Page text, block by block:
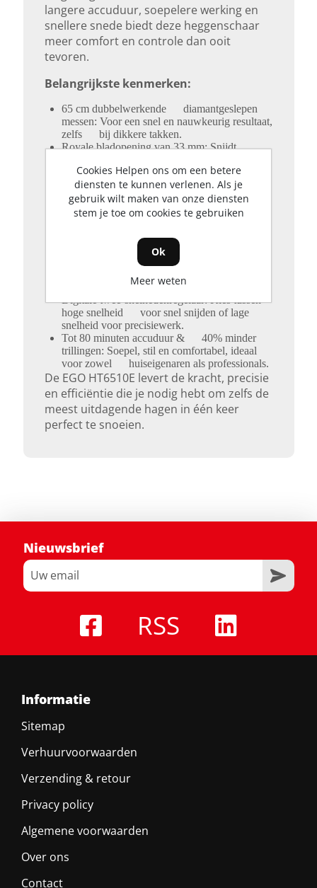
langere accuduur, soepelere werking en
snellere snede biedt deze heggenschaar
meer comfort en controle dan ooit
tevoren.
Belangrijkste kenmerken:
65 cm dubbelwerkende diamantgeslepen
messen: Voor een snel en nauwkeurig resultaat,
zelfs bij dikkere takken.
Royale bladopening van 33 mm: Snijdt
overwoekerde randen.
Duurzame magnesium tandwielkast:
Ontworpen voor intensief gebruik,
eenvoudig onderhoud via smeerpunt.
Vermindert vermoeidheid bij langdurig werken
of werken op hoogte.
Verstelbare achterhandgreep: 45° en 90° naar
horizontaal of moeilijk bereikbare hoeken.
Digitale twee-snelhedenregelaar: Kies tussen
hoge snelheid voor snel snijden of lage
snelheid voor precisiewerk.
Tot 80 minuten accuduur & 40% minder
trillingen: Soepel, stil en comfortabel, ideaal
voor zowel huiseigenaren als professionals.
De EGO HT6510E levert de kracht, precisie
en efficiëntie die je nodig hebt om zelfs de
meest uitdagende hagen in één keer
perfect te snoeien.
Werking van messen
Dubbel geslepen
Kit inclusief accu & lader
Nieuwsbrief
RSS
Informatie
Sitemap
Verhuurvoorwaarden
Verzending & retour
Privacy policy
Algemene voorwaarden
Over ons
Contact
Cookies Helpen ons om een betere
diensten te kunnen verlenen. Als je
gebruik wilt maken van onze diensten
stem je toe om cookies te gebruiken
Ok
Meer weten